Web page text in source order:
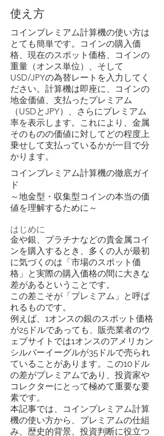
使え方
コインプレミアム計算機の使い方は
とても簡単です。コインの購入価
格、現在のスポット価格、コインの
重量（オンス単位）、そして
USD/JPYの為替レートを入力してく
ださい。計算機は即座に、コインの
地金価値、支払ったプレミアム
（USDとJPY）、さらにプレミアム
率を表示します。これにより、金属
そのものの価値に対してどの程度上
乗せして支払っているかが一目で分
かります。
コインプレミアム計算機の徹底ガイ
ド
～地金型・収集型コインの本当の価
値を理解するために～
はじめに
金や銀、プラチナなどの貴金属コイ
ンを購入するとき、多くの人が最初
に気づくのは「市場のスポット価
格」と実際の購入価格の間に大きな
差があるということです。
この差こそが「プレミアム」と呼ば
れるものです。
例えば、1オンスの銀のスポット価格
が25ドルであっても、販売業者のウ
ェブサイトでは1オンスのアメリカン
シルバーイーグルが35ドルで売られ
ていることがあります。この10ドル
の差がプレミアムであり、投資家や
コレクターにとって極めて重要な要
素です。
本記事では、コインプレミアム計算
機の使い方から、プレミアムの仕組
み、歴史的背景、投資判断に役立つ